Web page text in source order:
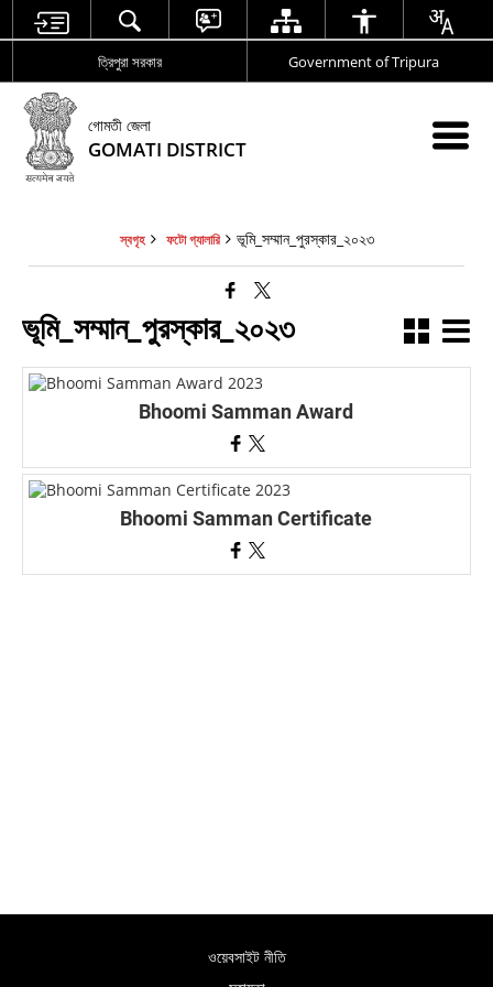
ত্রিপুরা সরকার Government of Tripura
গোমতী জেলা
GOMATI DISTRICT
স্বগৃহ ফটো গ্যালারি ভূমি_সম্মান_পুরস্কার_২০২৩
ভূমি_সম্মান_পুরস্কার_২০২৩
Bhoomi Samman Award
Bhoomi Samman Certificate
ওয়েবসাইট নীতি